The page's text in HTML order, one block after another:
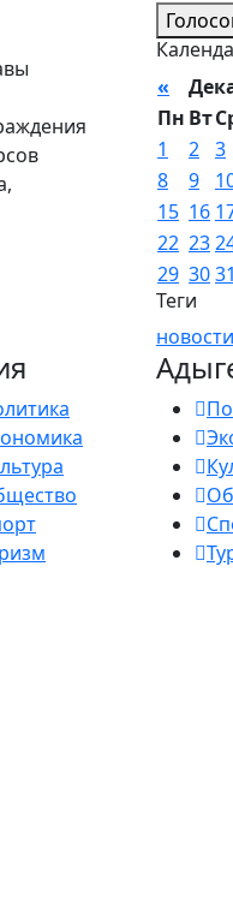
«
Пн Вт
1
2 3
8
9
15 16
22 23
29 3031
Теги
новости